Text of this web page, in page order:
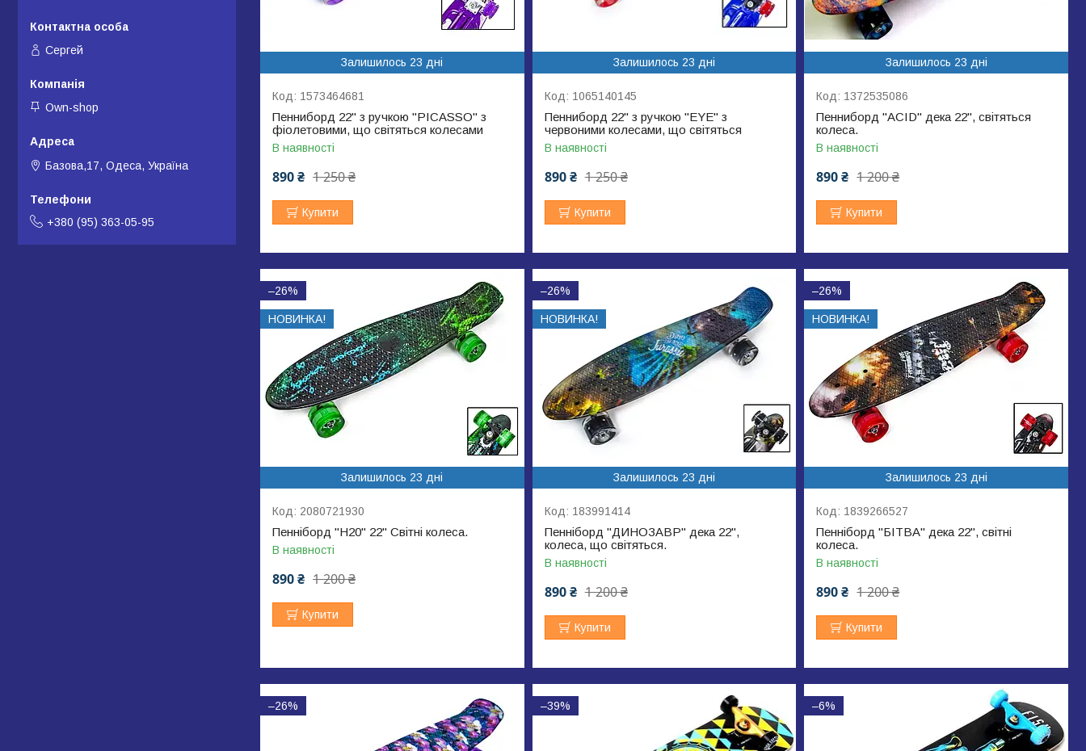
Залишилось 23 дні
1573464681
Пенниборд 22" з ручкою "PICASSO" з
фіолетовими, що світяться колесами
В наявності
1 250 ₴
890 ₴
Купити
Залишилось 23 дні
1065140145
Пенниборд 22" з ручкою "EYE" з
червоними колесами, що світяться
В наявності
1 250 ₴
890 ₴
Купити
Залишилось 23 дні
1372535086
Пенниборд "ACID" дека 22", світяться
колеса.
В наявності
1 200 ₴
890 ₴
Купити
–26%
Залишилось 23 дні
НОВИНКА!
2080721930
Пенніборд "H20" 22" Світні колеса.
В наявності
1 200 ₴
890 ₴
Купити
–26%
Залишилось 23 дні
НОВИНКА!
183991414
Пенніборд "ДИНОЗАВР" дека 22",
колеса, що світяться.
В наявності
1 200 ₴
890 ₴
Купити
–26%
Залишилось 23 дні
НОВИНКА!
1839266527
Пенніборд "БІТВА" дека 22", світні
колеса.
В наявності
1 200 ₴
890 ₴
Купити
–26% –39% –6%
Сергей
Own-shop
Базова,17, Одеса, Україна
+380 (95) 363-05-95